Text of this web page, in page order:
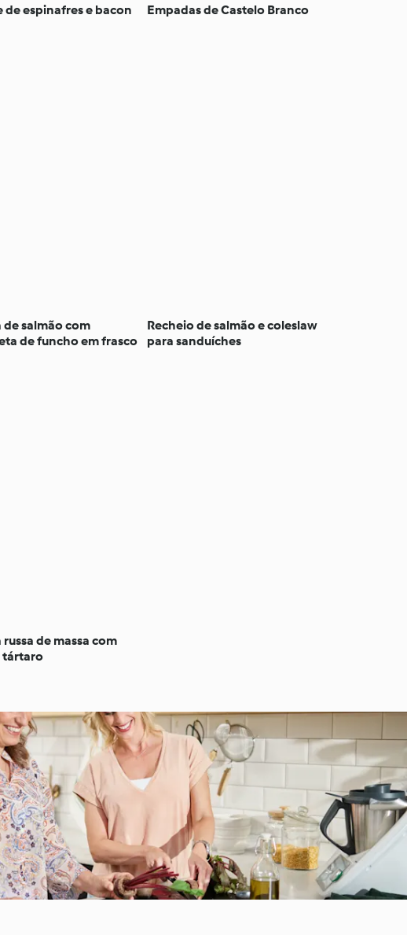
de espinafres e bacon Empadas de Castelo Branco
de salmão com
de funcho em frasco
Recheio de salmão e coleslaw
para sanduíches
russa de massa com
tártaro